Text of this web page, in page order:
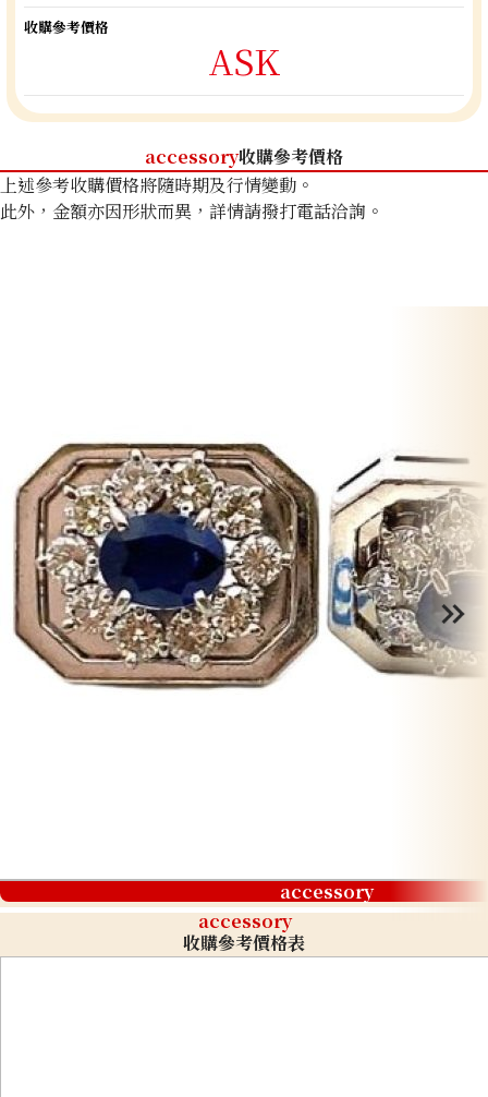
收購參考價格
ASK
accessory收購參考價格
上述參考收購價格將隨時期及行情變動。
此外，金額亦因形狀而異，詳情請撥打電話洽詢。
accessory
accessory
收購參考價格表